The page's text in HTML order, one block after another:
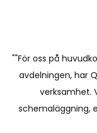
""För oss på
avdelningen, har
verksamhet.
schemaläggning,